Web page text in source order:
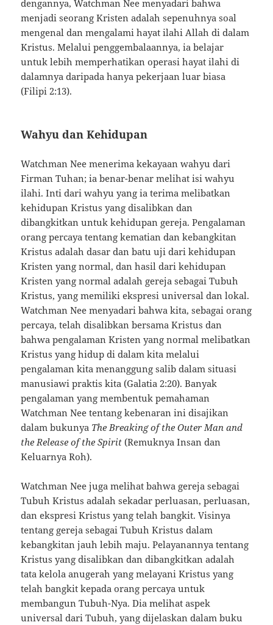
dengannya, Watchman Nee menyadari bahwa
menjadi seorang Kristen adalah sepenuhnya soal
mengenal dan mengalami hayat ilahi Allah di dalam
Kristus. Melalui penggembalaannya, ia belajar
untuk lebih memperhatikan operasi hayat ilahi di
dalamnya daripada hanya pekerjaan luar biasa
(Filipi 2:13).
Wahyu dan Kehidupan
Watchman Nee menerima kekayaan wahyu dari
Firman Tuhan; ia benar-benar melihat isi wahyu
ilahi. Inti dari wahyu yang ia terima melibatkan
kehidupan Kristus yang disalibkan dan
dibangkitkan untuk kehidupan gereja. Pengalaman
orang percaya tentang kematian dan kebangkitan
Kristus adalah dasar dan batu uji dari kehidupan
Kristen yang normal, dan hasil dari kehidupan
Kristen yang normal adalah gereja sebagai Tubuh
Kristus, yang memiliki ekspresi universal dan lokal.
Watchman Nee menyadari bahwa kita, sebagai orang
percaya, telah disalibkan bersama Kristus dan
bahwa pengalaman Kristen yang normal melibatkan
Kristus yang hidup di dalam kita melalui
pengalaman kita menanggung salib dalam situasi
manusiawi praktis kita (Galatia 2:20). Banyak
pengalaman yang membentuk pemahaman
Watchman Nee tentang kebenaran ini disajikan
dalam bukunya The Breaking of the Outer Man and
the Release of the Spirit (Remuknya Insan dan
Keluarnya Roh).
Watchman Nee juga melihat bahwa gereja sebagai
Tubuh Kristus adalah sekadar perluasan, perluasan,
dan ekspresi Kristus yang telah bangkit. Visinya
tentang gereja sebagai Tubuh Kristus dalam
kebangkitan jauh lebih maju. Pelayanannya tentang
Kristus yang disalibkan dan dibangkitkan adalah
tata kelola anugerah yang melayani Kristus yang
telah bangkit kepada orang percaya untuk
membangun Tubuh-Nya. Dia melihat aspek
universal dari Tubuh, yang dijelaskan dalam buku